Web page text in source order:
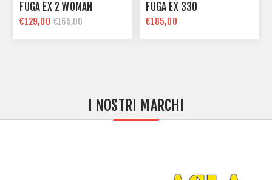
FUGA EX 2 WOMAN
€129,00 €165,00
FUGA EX 330
€185,00
I NOSTRI MARCHI